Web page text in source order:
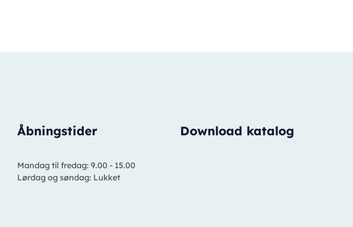
Åbningstider
Mandag til fredag: 9.00 - 15.00
Lørdag og søndag: Lukket
Download katalog